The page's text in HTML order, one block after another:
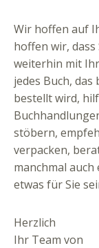
Wir hoffen auf
hoffen wir, dass
weiterhin mit
jedes Buch, das
bestellt wird,
stöbern,
verpacken,
manchmal
etwas für Sie
Herzlich
Ihr Team von